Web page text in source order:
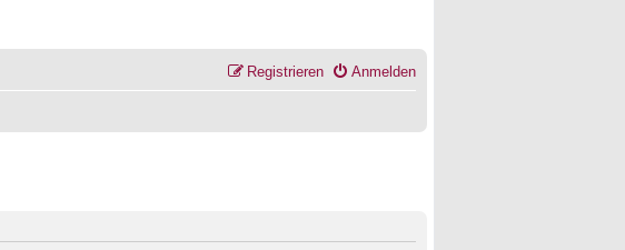
Anmelden
Registrieren